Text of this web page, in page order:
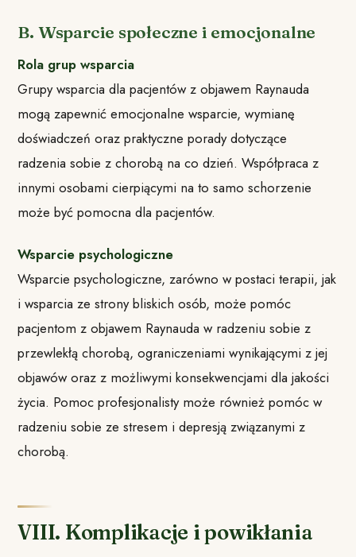
B. Wsparcie społeczne i emocjonalne
Rola grup wsparcia
Grupy wsparcia dla pacjentów z objawem Raynauda
mogą zapewnić emocjonalne wsparcie, wymianę
doświadczeń oraz praktyczne porady dotyczące
radzenia sobie z chorobą na co dzień. Współpraca z
innymi osobami cierpiącymi na to samo schorzenie
może być pomocna dla pacjentów.
Wsparcie psychologiczne
Wsparcie psychologiczne, zarówno w postaci terapii, jak
i wsparcia ze strony bliskich osób, może pomóc
pacjentom z objawem Raynauda w radzeniu sobie z
przewlekłą chorobą, ograniczeniami wynikającymi z jej
objawów oraz z możliwymi konsekwencjami dla jakości
życia. Pomoc profesjonalisty może również pomóc w
radzeniu sobie ze stresem i depresją związanymi z
chorobą.
VIII. Komplikacje i powikłania